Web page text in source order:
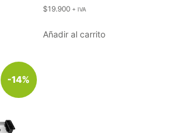
$19.900 + IVA
Añadir al carrito
-14%